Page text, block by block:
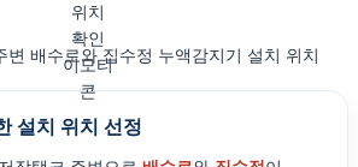
설치 위치 선정